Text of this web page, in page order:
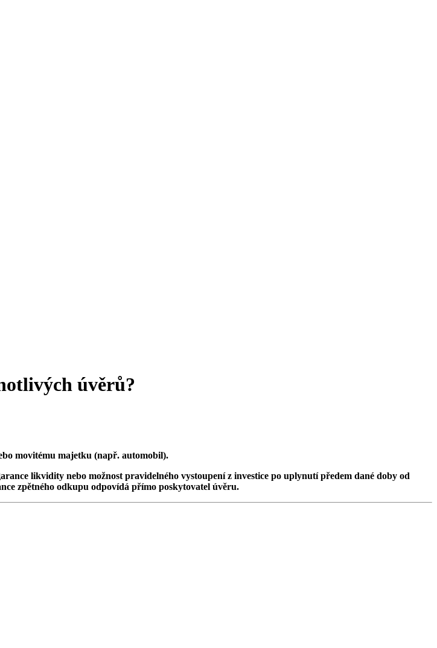
úvěrů?
movitému majetku (např. automobil).
likvidity nebo možnost pravidelného vystoupení z investice po uplynutí předem dané doby od
zpětného odkupu odpovídá přímo poskytovatel úvěru.